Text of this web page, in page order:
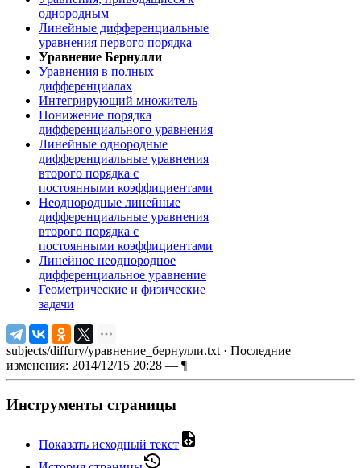
однородным
Линейные дифференциальные
уравнения первого порядка
Уравнение Бернулли
Уравнения в полных
дифференциалах
Интегрирующий множитель
Понижение порядка
дифференциального уравнения
Линейные однородные
дифференциальные уравнения
второго порядка с
постоянными коэффициентами
Неоднородные линейные
дифференциальные уравнения
второго порядка с
постоянными коэффициентами
Линейное неоднородное
дифференциальное уравнение
Геометрические и физические
задачи
subjects/diffury/уравнение_бернулли.txt· Последние
изменения: 2014/12/15 20:28 — ¶
Инструменты страницы
Показать исходный текст